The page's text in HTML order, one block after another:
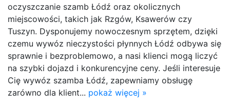
oczyszczanie szamb Łódź oraz okolicznych
miejscowości, takich jak Rzgów, Ksawerów czy
Tuszyn. Dysponujemy nowoczesnym sprzętem, dzięki
czemu wywóz nieczystości płynnych Łódź odbywa się
sprawnie i bezproblemowo, a nasi klienci mogą liczyć
na szybki dojazd i konkurencyjne ceny. Jeśli interesuje
Cię wywóz szamba Łódź, zapewniamy obsługę
zarówno dla klient... pokaż więcej »